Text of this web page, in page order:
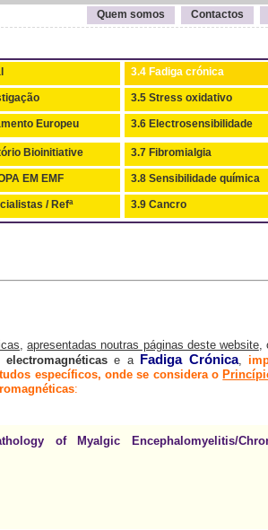
Quem somos Contactos
Europeu
3.4 Fadiga crónica
3.5 Stress oxidativo
3.6 Electrosensibilidade
Bioinitiative
EM EMF
/ Refª
3.7 Fibromialgia
3.8 Sensibilidade química
3.9 Cancro
,apresentadas noutras páginas deste website,
e a Fadiga Crónica,
específicos, onde se considera o
:
of Myalgic Encephalomyelitis/